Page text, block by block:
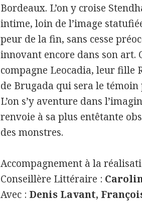
Bordeaux. L’on y croise
intime, loin de l’image
peur de la fin, sans cesse
innovant encore dans son art.
compagne Leocadia, leur fille
de Brugada qui sera le
L’on s’y aventure dans
renvoie à sa plus entêtante
des monstres.
Accompagnement à la
Conseillère Littéraire :
Avec : Denis Lavant,